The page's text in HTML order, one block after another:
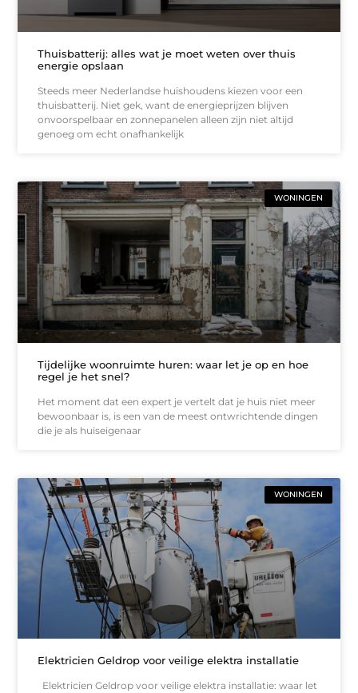
Thuisbatterij: alles wat je moet weten over thuis
energie opslaan
Steeds meer Nederlandse huishoudens kiezen voor een
thuisbatterij. Niet gek, want de energieprijzen blijven
onvoorspelbaar en zonnepanelen alleen zijn niet altijd
genoeg om echt onafhankelijk
WONINGEN
Tijdelijke woonruimte huren: waar let je op en hoe
regel je het snel?
Het moment dat een expert je vertelt dat je huis niet meer
bewoonbaar is, is een van de meest ontwrichtende dingen
die je als huiseigenaar
WONINGEN
Elektricien Geldrop voor veilige elektra installatie
Elektricien Geldrop voor veilige elektra installatie: waar let